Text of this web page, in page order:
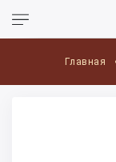
Главная